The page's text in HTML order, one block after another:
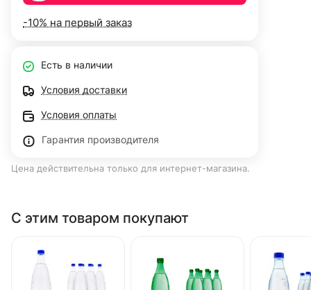
-10% на первый заказ
Есть в наличии
Условия доставки
Условия оплаты
Гарантия производителя
Цена действительна только для интернет-магазина.
С этим товаром покупают